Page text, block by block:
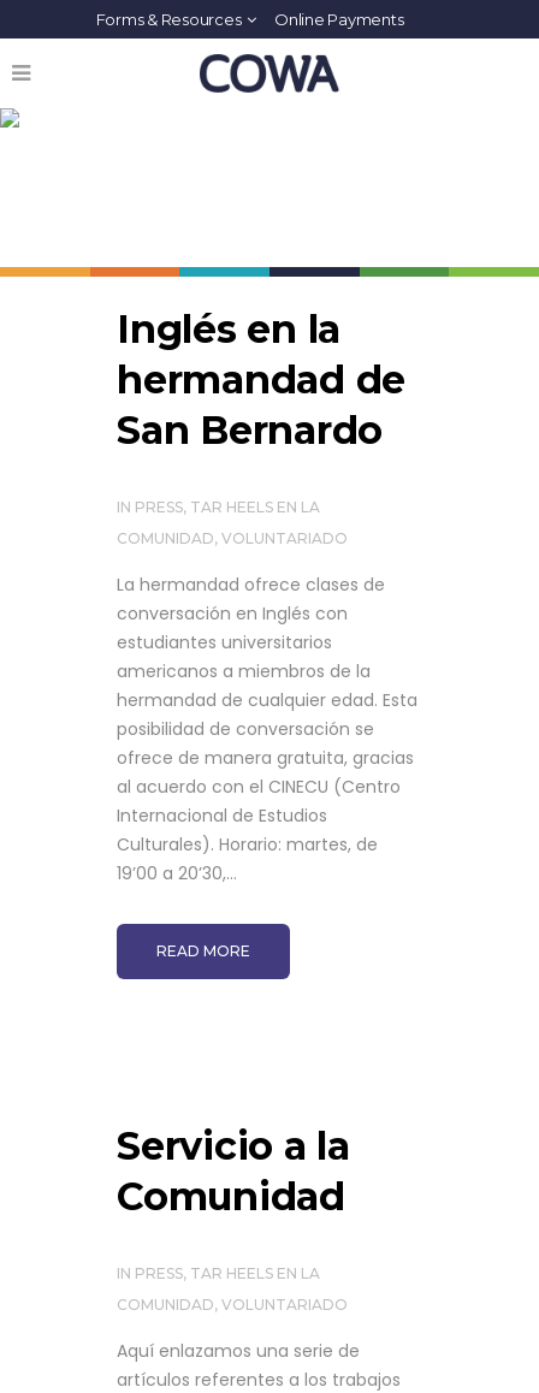
Forms & Resources Online Payments
Inglés en la
hermandad de
San Bernardo
IN PRESS, TAR HEELS EN LA
COMUNIDAD, VOLUNTARIADO
La hermandad ofrece clases de
conversación en Inglés con
estudiantes universitarios
americanos a miembros de la
hermandad de cualquier edad. Esta
posibilidad de conversación se
ofrece de manera gratuita, gracias
al acuerdo con el CINECU (Centro
Internacional de Estudios
Culturales). Horario: martes, de
19’00 a 20’30,...
READ MORE
Servicio a la
Comunidad
IN PRESS, TAR HEELS EN LA
COMUNIDAD, VOLUNTARIADO
Aquí enlazamos una serie de
artículos referentes a los trabajos